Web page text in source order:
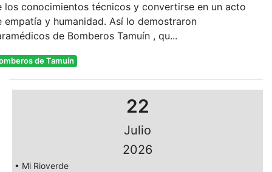
los conocimientos técnicos y convertirse en un acto
empatía y humanidad. Así lo demostraron
de Bomberos Tamuín , qu...
de Tamuín
22
Julio
2026
• Mi Rioverde